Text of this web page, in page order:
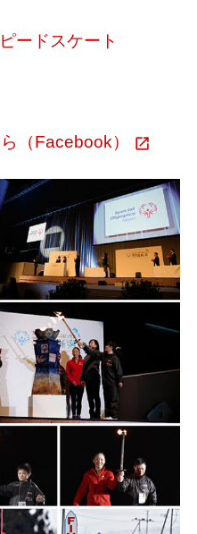
ードスケート
（Facebook）